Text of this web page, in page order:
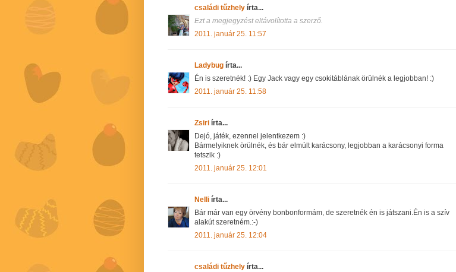
családi tűzhely írta...
Ezt a megjegyzést eltávolította a szerző.
2011. január 25. 11:57
Ladybug írta...
Én is szeretnék! :) Egy Jack vagy egy csokitáblának örülnék a legjobban! :)
2011. január 25. 11:58
Zsiri írta...
Dejó, játék, ezennel jelentkezem :)
Bármelyiknek örülnék, és bár elmúlt karácsony, legjobban a karácsonyi forma
tetszik :)
2011. január 25. 12:01
Nelli írta...
Bár már van egy örvény bonbonformám, de szeretnék én is játszani.Én is a szív
alakút szeretném.:-)
2011. január 25. 12:04
családi tűzhely írta...